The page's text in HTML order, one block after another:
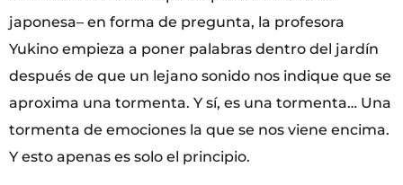
japonesa– en forma de pregunta, la profesora
Yukino empieza a poner palabras dentro del jardín
después de que un lejano sonido nos indique que se
aproxima una tormenta. Y sí, es una tormenta… Una
tormenta de emociones la que se nos viene encima.
Y esto apenas es solo el principio.